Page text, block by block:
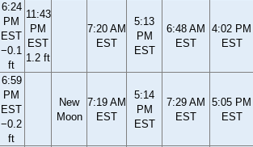
6:24
PM
EST
−0.1
ft
11:43
PM
EST
1.2 ft
7:20 AM
EST
5:13
PM
EST
6:48 AM
EST
4:02 PM
EST
6:59
PM
EST
−0.2
ft
New
Moon
7:19 AM
EST
5:14
PM
EST
7:29 AM
EST
5:05 PM
EST